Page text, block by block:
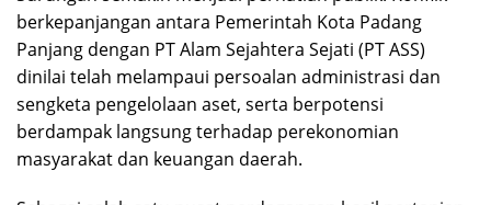
berkepanjangan antara Pemerintah Kota Padang
Panjang dengan PT Alam Sejahtera Sejati (PT ASS)
dinilai telah melampaui persoalan administrasi dan
sengketa pengelolaan aset, serta berpotensi
berdampak langsung terhadap perekonomian
masyarakat dan keuangan daerah.